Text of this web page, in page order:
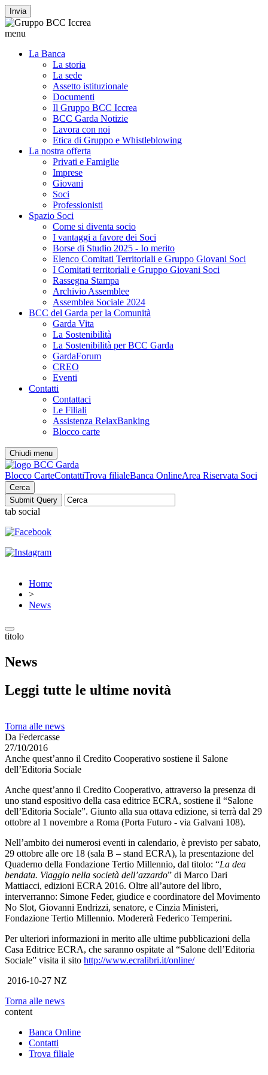
Invia
menu
La Banca
La storia
La sede
Assetto istituzionale
Documenti
Il Gruppo BCC Iccrea
BCC Garda Notizie
Lavora con noi
Etica di Gruppo e Whistleblowing
La nostra offerta
Privati e Famiglie
Imprese
Giovani
Soci
Professionisti
Spazio Soci
Come si diventa socio
I vantaggi a favore dei Soci
Borse di Studio 2025 - Io merito
Elenco Comitati Territoriali e Gruppo Giovani Soci
I Comitati territoriali e Gruppo Giovani Soci
Rassegna Stampa
Archivio Assemblee
Assemblea Sociale 2024
BCC del Garda per la Comunità
Garda Vita
La Sostenibilità
La Sostenibilità per BCC Garda
GardaForum
CREO
Eventi
Contatti
Contattaci
Le Filiali
Assistenza RelaxBanking
Blocco carte
Chiudi menu
Blocco CarteContattiTrova filialeBanca OnlineArea Riservata Soci
Cerca
tab social
Home
>
News
titolo
News
Leggi tutte le ultime novità
Torna alle news
Da Federcasse
27/10/2016
Anche quest’anno il Credito Cooperativo sostiene il Salone
dell’Editoria Sociale
Anche quest’anno il Credito Cooperativo, attraverso la presenza di
uno stand espositivo della casa editrice ECRA, sostiene il “Salone
dell’Editoria Sociale”. Giunto alla sua ottava edizione, si terrà dal 29
ottobre al 1 novembre a Roma (Porta Futuro - via Galvani 108).
Nell’ambito dei numerosi eventi in calendario, è previsto per sabato,
29 ottobre alle ore 18 (sala B – stand ECRA), la presentazione del
Quaderno della Fondazione Tertio Millennio, dal titolo: “La dea
bendata. Viaggio nella società dell’azzardo” di Marco Dari
Mattiacci, edizioni ECRA 2016. Oltre all’autore del libro,
interverranno: Simone Feder, giudice e coordinatore del Movimento
No Slot, Giovanni Endrizzi, senatore, e Cinzia Ministeri,
Fondazione Tertio Millennio. Modererà Federico Temperini.
Per ulteriori informazioni in merito alle ultime pubblicazioni della
Casa Editrice ECRA, che saranno ospitate al “Salone dell’Editoria
Sociale” visita il sito http://www.ecralibri.it/online/
2016-10-27 NZ
Torna alle news
content
Banca Online
Contatti
Trova filiale